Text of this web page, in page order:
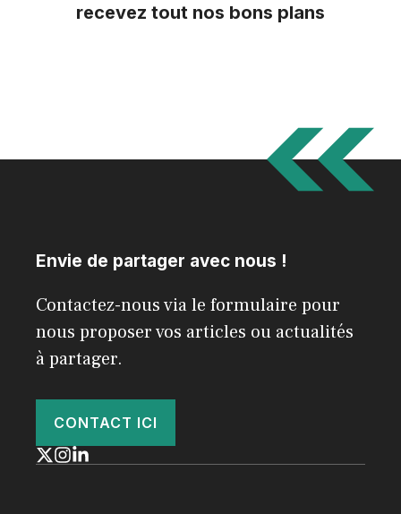
recevez tout nos bons plans
Envie de partager avec nous !
Contactez-nous via le formulaire pour
nous proposer vos articles ou actualités
à partager.
CONTACT ICI